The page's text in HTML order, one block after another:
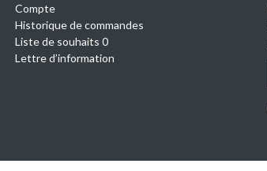
Compte
Historique de commandes
Liste de souhaits 0
Lettre d’information